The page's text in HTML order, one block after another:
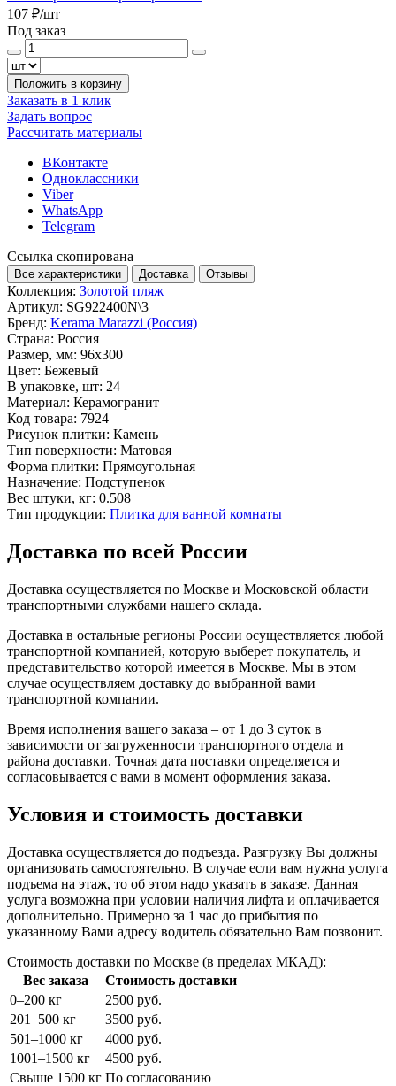
107 ₽/шт
Под заказ
Положить в корзину
Заказать в 1 клик
Задать вопрос
Рассчитать материалы
ВКонтакте
Одноклассники
Viber
WhatsApp
Telegram
Ссылка скопирована
Все характеристики Доставка Отзывы
Коллекция: Золотой пляж
Артикул: SG922400N\3
Бренд: Kerama Marazzi (Россия)
Страна: Россия
Размер, мм: 96x300
Цвет: Бежевый
В упаковке, шт: 24
Материал: Керамогранит
Код товара: 7924
Рисунок плитки: Камень
Тип поверхности: Матовая
Форма плитки: Прямоугольная
Назначение: Подступенок
Вес штуки, кг: 0.508
Тип продукции: Плитка для ванной комнаты
Доставка по всей России
Доставка осуществляется по Москве и Московской области
транспортными службами нашего склада.
Доставка в остальные регионы России осуществляется любой
транспортной компанией, которую выберет покупатель, и
представительство которой имеется в Москве. Мы в этом
случае осуществляем доставку до выбранной вами
транспортной компании.
Время исполнения вашего заказа – от 1 до 3 суток в
зависимости от загруженности транспортного отдела и
района доставки. Точная дата поставки определяется и
согласовывается с вами в момент оформления заказа.
Условия и стоимость доставки
Доставка осуществляется до подъезда. Разгрузку Вы должны
организовать самостоятельно. В случае если вам нужна услуга
подъема на этаж, то об этом надо указать в заказе. Данная
услуга возможна при условии наличия лифта и оплачивается
дополнительно. Примерно за 1 час до прибытия по
указанному Вами адресу водитель обязательно Вам позвонит.
Стоимость доставки по Москве (в пределах МКАД):
Вес заказа
Стоимость доставки
0–200 кг
2500 руб.
201–500 кг
3500 руб.
501–1000 кг
4000 руб.
1001–1500 кг
4500 руб.
Свыше 1500 кг По согласованию